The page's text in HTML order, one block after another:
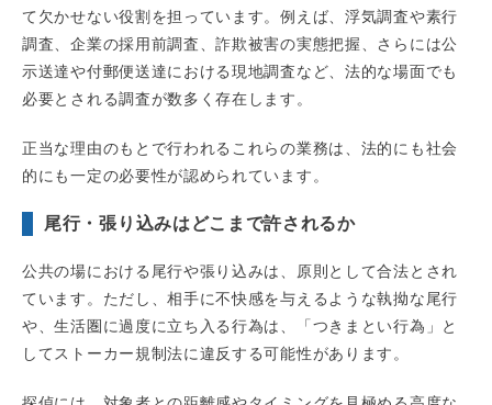
て欠かせない役割を担っています。例えば、浮気調査や素行
調査、企業の採用前調査、詐欺被害の実態把握、さらには公
示送達や付郵便送達における現地調査など、法的な場面でも
必要とされる調査が数多く存在します。
正当な理由のもとで行われるこれらの業務は、法的にも社会
的にも一定の必要性が認められています。
尾行・張り込みはどこまで許されるか
公共の場における尾行や張り込みは、原則として合法とされ
ています。ただし、相手に不快感を与えるような執拗な尾行
や、生活圏に過度に立ち入る行為は、「つきまとい行為」と
してストーカー規制法に違反する可能性があります。